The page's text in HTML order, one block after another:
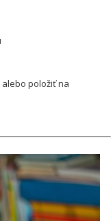
položiť na